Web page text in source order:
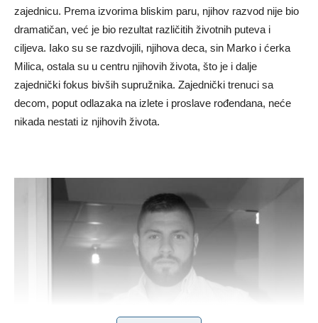
zajednicu. Prema izvorima bliskim paru, njihov razvod nije bio
dramatičan, već je bio rezultat različitih životnih puteva i
ciljeva. Iako su se razdvojili, njihova deca, sin Marko i ćerka
Milica, ostala su u centru njihovih života, što je i dalje
zajednički fokus bivših supružnika. Zajednički trenuci sa
decom, poput odlazaka na izlete i proslave rođendana, neće
nikada nestati iz njihovih života.